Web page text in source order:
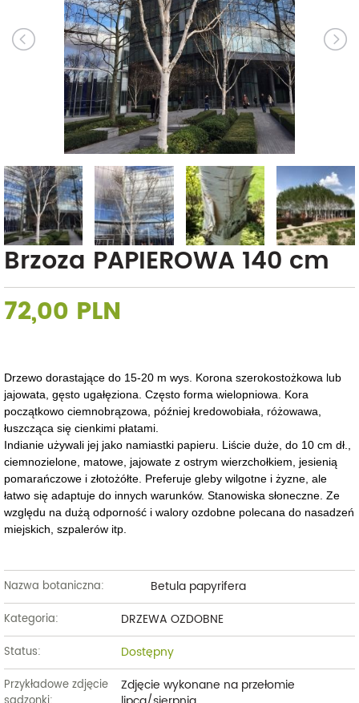
Brzoza PAPIEROWA 140 cm
72,00 PLN
Drzewo dorastające do 15-20 m wys. Korona szerokostożkowa lub
jajowata, gęsto ugałęziona. Często forma wielopniowa. Kora
początkowo ciemnobrązowa, później kredowobiała, różowawa,
łuszcząca się cienkimi płatami.
Indianie używali jej jako namiastki papieru. Liście duże, do 10 cm dł.,
ciemnozielone, matowe, jajowate z ostrym wierzchołkiem, jesienią
pomarańczowe i złotożółte. Preferuje gleby wilgotne i żyzne, ale
łatwo się adaptuje do innych warunków. Stanowiska słoneczne. Ze
względu na dużą odporność i walory ozdobne polecana do nasadzeń
miejskich, szpalerów itp.
Nazwa botaniczna: Betula papyrifera
Kategoria: DRZEWA OZDOBNE
Status: Dostępny
Przykładowe zdjęcie
Zdjęcie wykonane na przełomie